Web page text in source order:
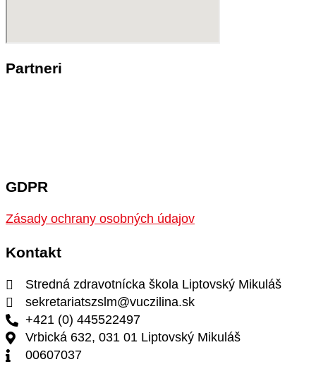
Partneri
GDPR
Zásady ochrany osobných údajov
Kontakt
Stredná zdravotnícka škola Liptovský Mikuláš
sekretariatszslm@vuczilina.sk
+421 (0) 445522497
Vrbická 632, 031 01 Liptovský Mikuláš
00607037